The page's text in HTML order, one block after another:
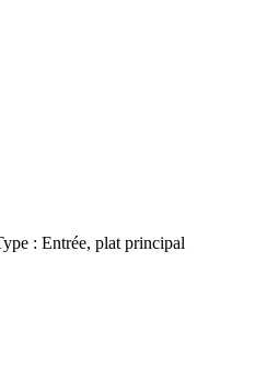
Type : Entrée, plat principal